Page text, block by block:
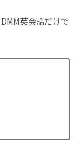
英会話だけで